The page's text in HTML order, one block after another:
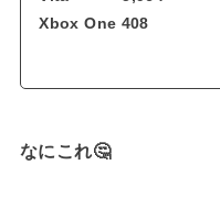
Xbox One 408
なにこれ🤔